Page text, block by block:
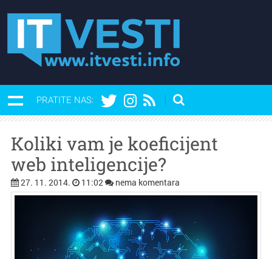
PRATITE NAS:
Koliki vam je koeficijent
web inteligencije?
27. 11. 2014. 11:02 nema komentara